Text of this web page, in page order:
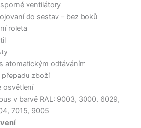
ventilátory
do sestav – bez boků
roleta
atomatickým odtáváním
zboží
osvětlení
v barvě RAL: 9003, 3000, 6029,
7015, 9005